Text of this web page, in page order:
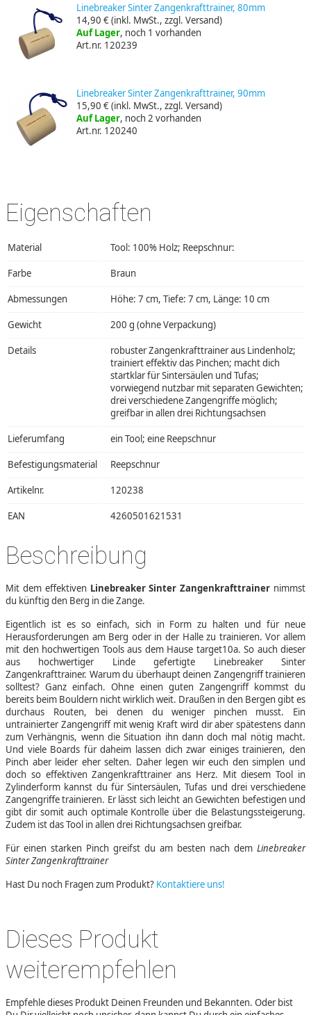
Linebreaker Sinter Zangenkrafttrainer, 80mm
14,90 €(inkl. MwSt., zzgl. Versand)
Auf Lager, noch 1 vorhanden
Art.nr. 120239
Linebreaker Sinter Zangenkrafttrainer, 90mm
15,90 €(inkl. MwSt., zzgl. Versand)
Auf Lager, noch 2 vorhanden
Art.nr. 120240
Eigenschaften
Material Tool: 100% Holz; Reepschnur:
Farbe Braun
Abmessungen Höhe: 7 cm, Tiefe: 7 cm, Länge: 10 cm
Gewicht 200 g (ohne Verpackung)
Details
robuster Zangenkrafttrainer aus Lindenholz;
trainiert effektiv das Pinchen; macht dich
startklar für Sintersäulen und Tufas;
vorwiegend nutzbar mit separaten Gewichten;
drei verschiedene Zangengriffe möglich;
greifbar in allen drei Richtungsachsen
Lieferumfang ein Tool; eine Reepschnur
Befestigungsmaterial Reepschnur
Artikelnr. 120238
EAN 4260501621531
Beschreibung
Mit dem effektiven Linebreaker Sinter Zangenkrafttrainer nimmst
du künftig den Berg in die Zange.
Eigentlich ist es so einfach, sich in Form zu halten und für neue
Herausforderungen am Berg oder in der Halle zu trainieren. Vor allem
mit den hochwertigen Tools aus dem Hause target10a. So auch dieser
aus hochwertiger Linde gefertigte Linebreaker Sinter
Zangenkrafttrainer. Warum du überhaupt deinen Zangengriff trainieren
solltest? Ganz einfach. Ohne einen guten Zangengriff kommst du
bereits beim Bouldern nicht wirklich weit. Draußen in den Bergen gibt es
durchaus Routen, bei denen du weniger pinchen musst. Ein
untrainierter Zangengriff mit wenig Kraft wird dir aber spätestens dann
zum Verhängnis, wenn die Situation ihn dann doch mal nötig macht.
Und viele Boards für daheim lassen dich zwar einiges trainieren, den
Pinch aber leider eher selten. Daher legen wir euch den simplen und
doch so effektiven Zangenkrafttrainer ans Herz. Mit diesem Tool in
Zylinderform kannst du für Sintersäulen, Tufas und drei verschiedene
Zangengriffe trainieren. Er lässt sich leicht an Gewichten befestigen und
gibt dir somit auch optimale Kontrolle über die Belastungssteigerung.
Zudem ist das Tool in allen drei Richtungsachsen greifbar.
Für einen starken Pinch greifst du am besten nach dem Linebreaker
Sinter Zangenkrafttrainer
Hast Du noch Fragen zum Produkt? Kontaktiere uns!
Dieses Produkt
weiterempfehlen
Empfehle dieses Produkt Deinen Freunden und Bekannten. Oder bist